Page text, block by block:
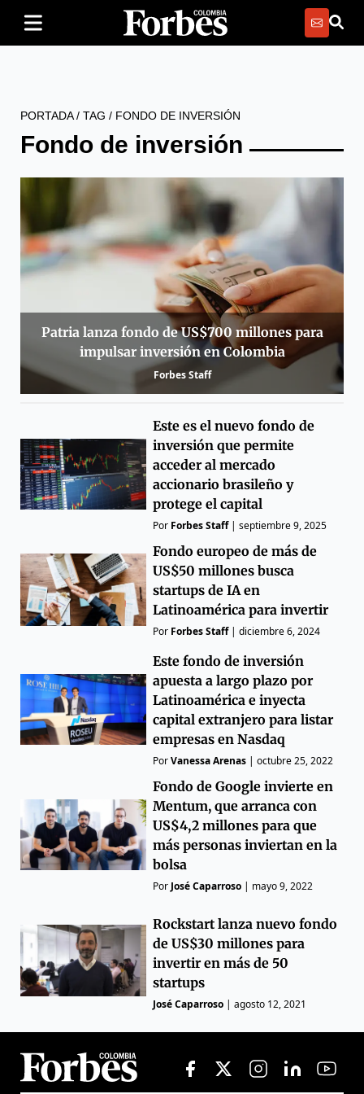
PORTADA/ TAG / FONDO DE INVERSIÓN
Fondo de inversión
Patria lanza fondo de US$700 millones para
impulsar inversión en Colombia
Forbes Staff
Este es el nuevo fondo de
inversión que permite
acceder al mercado
accionario brasileño y
protege el capital
Por Forbes Staff|septiembre 9, 2025
Fondo europeo de más de
US$50 millones busca
startups de IA en
Latinoamérica para invertir
Por Forbes Staff|diciembre 6, 2024
Este fondo de inversión
apuesta a largo plazo por
Latinoamérica e inyecta
capital extranjero para listar
empresas en Nasdaq
PorVanessa Arenas |octubre 25, 2022
Fondo de Google invierte en
Mentum, que arranca con
US$4,2 millones para que
más personas inviertan en la
bolsa
Por José Caparroso | mayo 9, 2022
Rockstart lanza nuevo fondo
de US$30 millones para
invertir en más de 50
startups
José Caparroso |agosto 12, 2021